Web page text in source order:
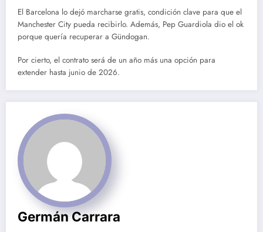
El Barcelona lo dejó marcharse gratis, condición clave para que el
Manchester City pueda recibirlo. Además, Pep Guardiola dio el ok
porque quería recuperar a Gündogan.
Por cierto, el contrato será de un año más una opción para
extender hasta junio de 2026.
Germán Carrara